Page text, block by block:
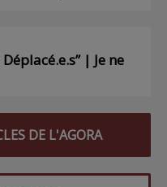
| Je ne
DE L'AGORA